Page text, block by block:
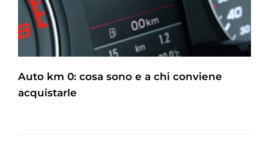
Auto km 0: cosa sono e a chi conviene
acquistarle